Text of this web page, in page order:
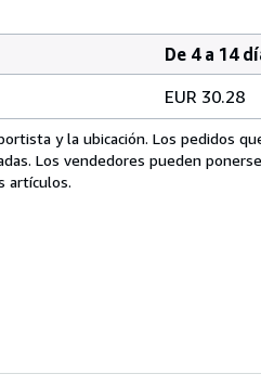
De 4 a 14
EUR 30.28
y la ubicación. Los pedidos
Los vendedores pueden
artículos.